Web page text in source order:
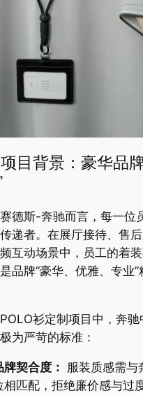
目背景：豪华品
德斯-奔驰而言，每一位
递者。在展厅接待、售
互动场景中，员工的着
品牌“豪华、优雅、专业
衫定制项目中，奔驰
为严苛的标准：
牌契合度：
服装质感需与
相匹配，拒绝廉价感与过